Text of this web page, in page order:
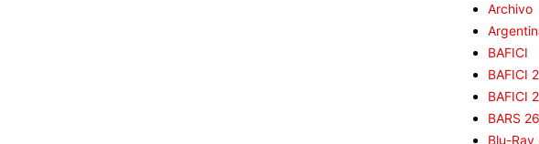
Archivo
BAFICI
BAFICI
BAFICI
BARS
Blu-Ray